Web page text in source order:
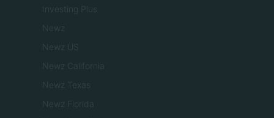
Investing Plus
Newz
Newz US
Newz California
Newz Texas
Newz Florida